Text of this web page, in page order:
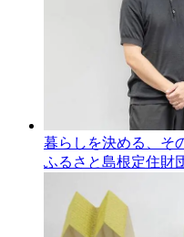
暮らしを決める、そ
ふるさと島根定住財